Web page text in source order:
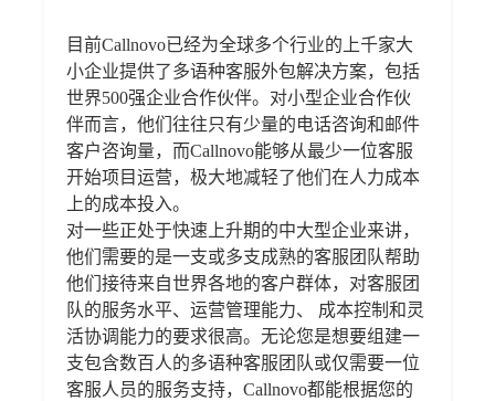
目前Callnovo已经为全球多个行业的上千家大
小企业提供了多语种客服外包解决方案，包括
世界500强企业合作伙伴。对小型企业合作伙
伴而言，他们往往只有少量的电话咨询和邮件
客户咨询量，而Callnovo能够从最少一位客服
开始项目运营，极大地减轻了他们在人力成本
上的成本投入。
对一些正处于快速上升期的中大型企业来讲，
他们需要的是一支或多支成熟的客服团队帮助
他们接待来自世界各地的客户群体，对客服团
队的服务水平、运营管理能力、 成本控制和灵
活协调能力的要求很高。无论您是想要组建一
支包含数百人的多语种客服团队或仅需要一位
客服人员的服务支持，Callnovo都能根据您的